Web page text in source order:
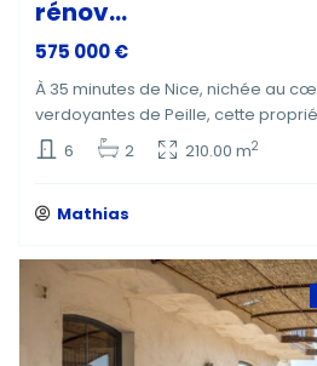
rénov...
575 000 €
À 35 minutes de Nice, nichée au
verdoyantes de Peille, cette
6
2 210.00 m2
Mathias